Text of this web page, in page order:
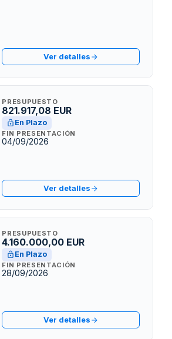
Ver detalles
PRESUPUESTO
821.917,08 EUR
En Plazo
FIN PRESENTACIÓN
04/09/2026
Ver detalles
PRESUPUESTO
4.160.000,00 EUR
En Plazo
FIN PRESENTACIÓN
28/09/2026
Ver detalles